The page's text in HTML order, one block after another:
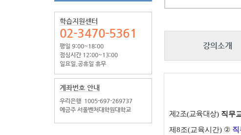
학습지원센터
02-3470-5361
평일 9:00~18:00
점심시간 12:00~13:00
일요일.공휴일 휴무
계좌번호 안내
우리은행 1005-697-269737
예금주 서울벤처대학원대학교
강의소개
제 2조(교육대상) 직무
제 8조(교육시간) ②